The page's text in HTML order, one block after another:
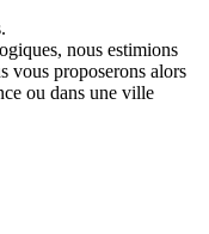
nous estimions
vous proposerons alors
ou dans une ville